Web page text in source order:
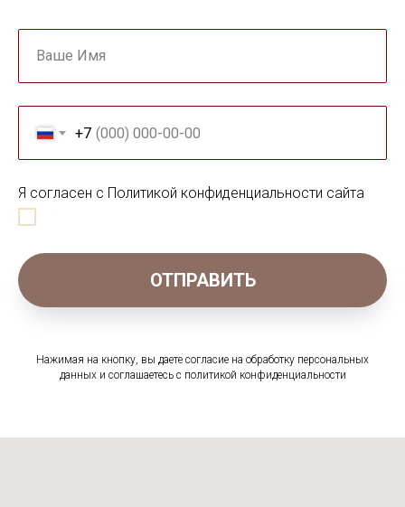
Ваше Имя
+7
Я согласен с Политикой конфиденциальности сайта
ОТПРАВИТЬ
Нажимая на кнопку, вы даете согласие на обработку персональных
данных и соглашаетесь c политикой конфиденциальности